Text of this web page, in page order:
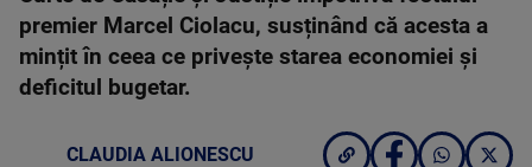
premier Marcel Ciolacu, susținând că acesta a
mințit în ceea ce privește starea economiei și
deficitul bugetar.
CLAUDIA ALIONESCU